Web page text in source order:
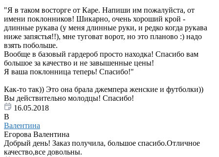
"Я в таком восторге от Каре. Напиши им пожалуйста, от
имени поклонников! Шикарно, очень хороший крой -
длинные рукава (у меня длинные руки, и редко когда рукава
ниже запястья!!), мне туговат ворот, но это планово :) надо
взять побольше.
Вообще в базовый гардероб просто находка! Спасибо вам
большое за качество и не завышенные цены!
Я ваша поклонница теперь! Спасибо!"
Как-то так)) Это она брала джемпера женские и футболки))
Вы действительно молодцы! Спасибо!
16.05.2018
В
Валентина
Егорова Валентина
Добрый день! Заказ получила, большое спасибо.Отличное
качество,все довольны.